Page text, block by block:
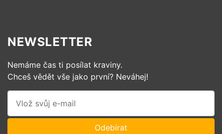
NEWSLETTER
Nemáme čas ti posílat kraviny.
Chceš vědět vše jako první? Neváhej!